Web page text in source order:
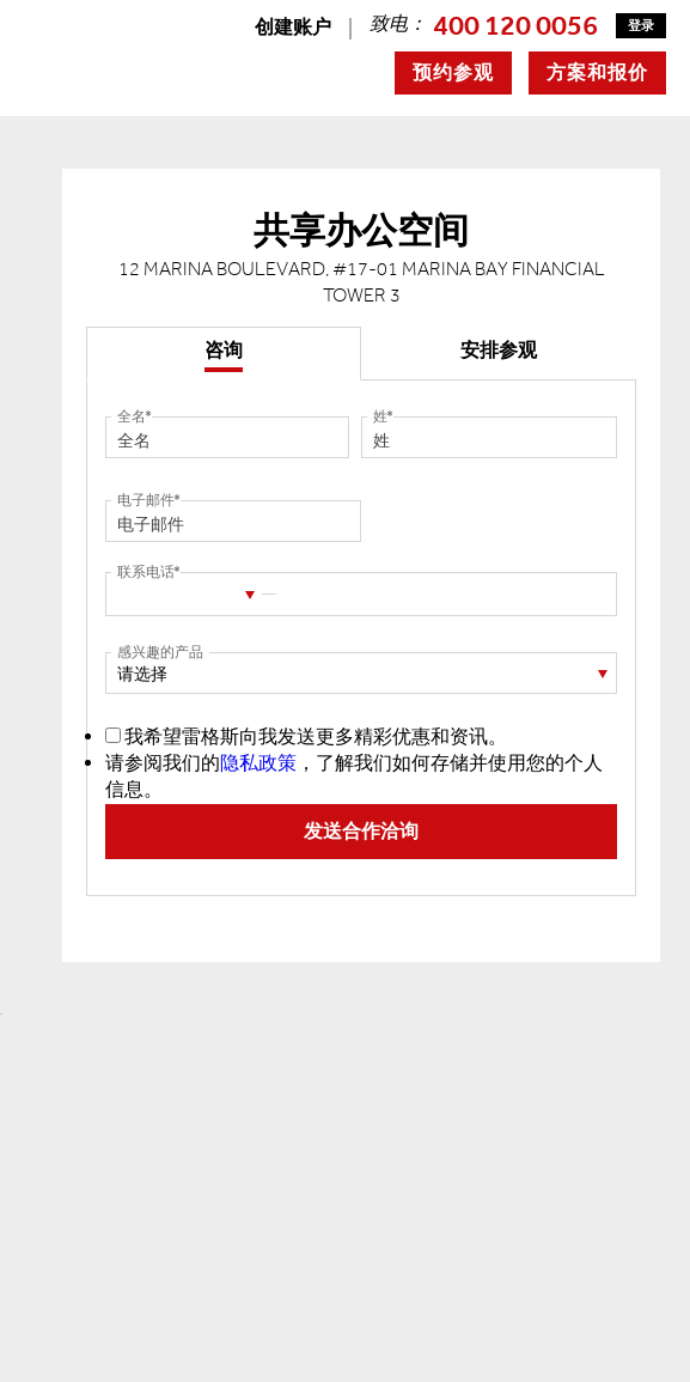
创建账户 致电： 400 120 0056 登录
方案和报价
预约参观
共享办公空间
12 MARINA BOULEVARD, #17-01 MARINA BAY FINANCIAL
TOWER 3
咨询 安排参观
全名 姓
电子邮件
联系电话
感兴趣的产品
请选择
我希望雷格斯向我发送更多精彩优惠和资讯。
请参阅我们的隐私政策 ，了解我们如何存储并使用您的个人
信息。